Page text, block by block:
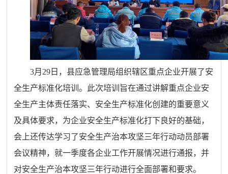
3月29日，县应急管理局组织辖区重点企业开展了安
全生产标准化培训。此次培训旨在通过讲解重点企业安
全生产主体责任落实、安全生产标准化创建的重要意义
及具体要求，为企业安全生产标准化打下良好的基础，
会上还传达学习了安全生产治本攻坚三年行动动员部署
会议精神，就一季度各企业工作开展情况进行通报，并
对安全生产治本攻坚三年行动进行全面部署和要求。